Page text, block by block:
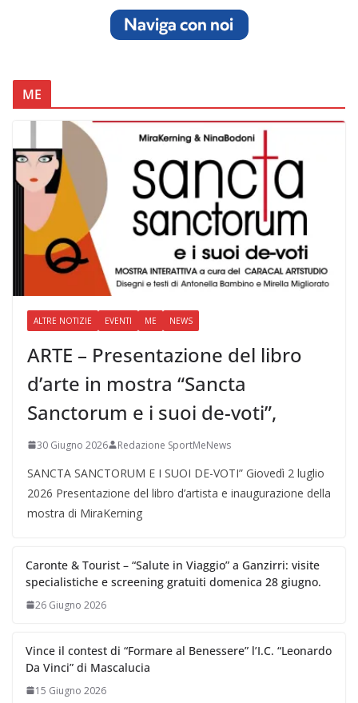
ME
ALTRE NOTIZIE EVENTI ME NEWS
ARTE – Presentazione del libro
d’arte in mostra “Sancta
Sanctorum e i suoi de-voti”,
30 Giugno 2026 Redazione SportMeNews
SANCTA SANCTORUM E I SUOI DE-VOTI” Giovedì 2 luglio
2026 Presentazione del libro d’artista e inaugurazione della
mostra di MiraKerning
Caronte & Tourist – “Salute in Viaggio” a Ganzirri: visite
specialistiche e screening gratuiti domenica 28 giugno.
26 Giugno 2026
Vince il contest di “Formare al Benessere” l’I.C. “Leonardo
Da Vinci” di Mascalucia
15 Giugno 2026